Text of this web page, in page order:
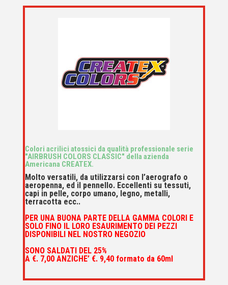
Colori acrilici atossici da qualità professionale serie
"AIRBRUSH COLORS CLASSIC" della azienda
Americana CREATEX.
Molto versatili, da utilizzarsi con l’aerografo o
aeropenna, ed il pennello. Eccellenti su tessuti,
capi in pelle, corpo umano, legno, metalli,
terracotta ecc..
PER UNA BUONA PARTE DELLA GAMMA COLORI E
SOLO FINO IL LORO ESAURIMENTO DEI PEZZI
DISPONIBILI NEL NOSTRO NEGOZIO
SONO SALDATI DEL 25%
A €. 7,00 ANZICHE’ €. 9,40 formato da 60ml